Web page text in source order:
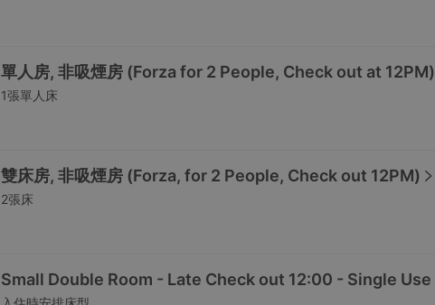
單人房, 非吸煙房 (Forza for 2 People, Check out at 12PM)
1張單人床
雙床房, 非吸煙房 (Forza, for 2 People, Check out 12PM)
2張床
Small Double Room - Late Check out 12:00 - Single Use